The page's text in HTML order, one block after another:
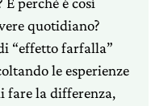
quotidiano?
“effetto farfalla”
le esperienze
fare la differenza,